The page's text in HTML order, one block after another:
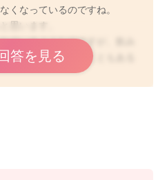
くなっているのですね。
思います。
ているようなのですが、飲み
かなかね売れないこともある
ろされるとお腹が苦しくて起
ですが、もし授乳クッション
答を見る